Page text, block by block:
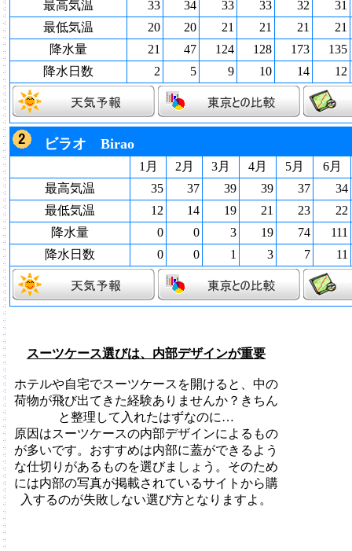
最高気温
33 34 33 33 32
31
最低気温
20 20 21 21 21
21
降水量
21 47 124 128 173
135
降水日数
2 5 9 10 14 12
ビラオ Birao
1月 2月 3月 4月 5月
6月
最高気温
35 37 39 39 37
34
最低気温
12 14 19 21 23
22
降水量
0 0 3 19 74
111
降水日数
0 0 1 3 7 11
スーツケース選びは、内部デザインが重要
ホテルや自宅でスーツケースを開けると、中の
荷物が飛び出てきた経験ありませんか？きちん
と整理して入れたはずなのに…
原因はスーツケースの内部デザインによるもの
が多いです。おすすめは内部に蓋ができるよう
な仕切りがあるものを選びましょう。そのため
には内部の写真が掲載されているサイトから購
入するのが失敗しない選び方となりますよ。